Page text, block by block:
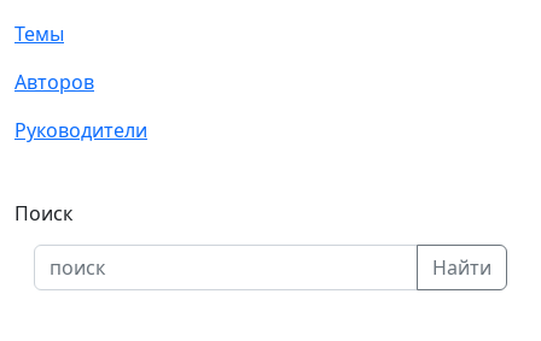
Темы
Авторов
Руководители
Поиск
Найти